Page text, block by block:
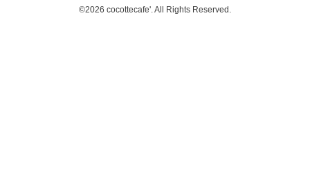
©2026 cocottecafe'. All Rights Reserved.